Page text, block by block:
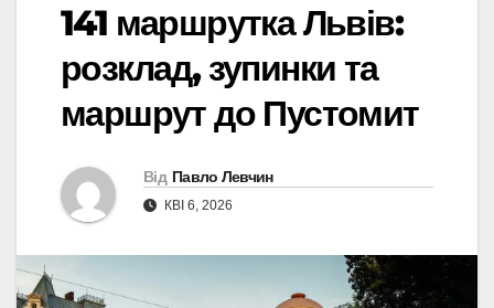
141 маршрутка Львів:
розклад, зупинки та
маршрут до Пустомит
Від Павло Левчин
КВІ 6, 2026